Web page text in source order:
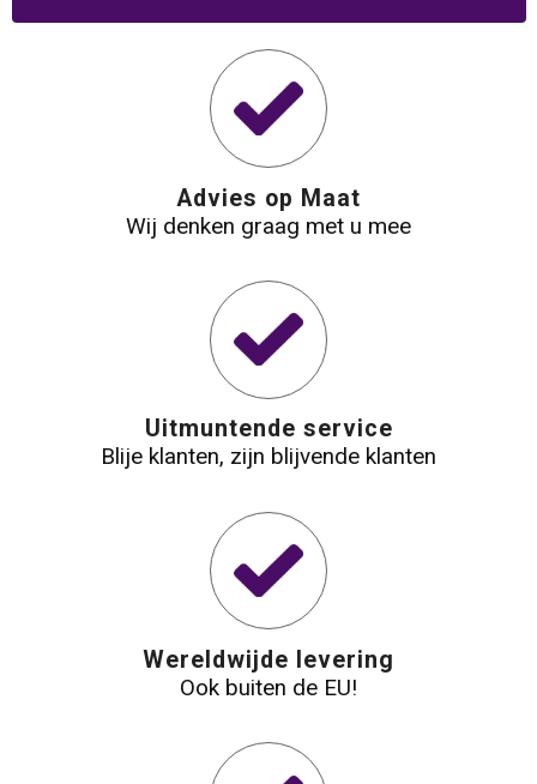
Advies op Maat
Wij denken graag met u mee
Uitmuntende service
Blije klanten, zijn blijvende klanten
Wereldwijde levering
Ook buiten de EU!